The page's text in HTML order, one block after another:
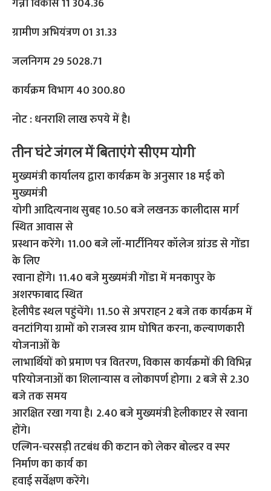
गन्ना विकास 11 304.36
ग्रामीण अभियंत्रण 01 31.33
जलनिगम 29 5028.71
कार्यक्रम विभाग 40 300.80
नोट : धनराशि लाख रुपये में है।
तीन घंटे जंगल में बिताएंगे सीएम योगी
मुख्यमंत्री कार्यालय द्वारा कार्यक्रम के अनुसार 18 मई को
मुख्यमंत्री
योगी आदित्यनाथ सुबह 10.50 बजे लखनऊ कालीदास मार्ग
स्थित आवास से
प्रस्थान करेंगे। 11.00 बजे लॉ-मार्टीनियर कॉलेज ग्रांउड से गोंडा
के लिए
रवाना होंगे। 11.40 बजे मुख्यमंत्री गोंडा में मनकापुर के
अशरफाबाद स्थित
हेलीपैड स्थल पहुंचेंगे। 11.50 से अपराहन 2 बजे तक कार्यक्रम में
वनटांगिया ग्रामों को राजस्व ग्राम घोषित करना, कल्याणकारी
योजनाओं के
लाभार्थियों काे प्रमाण पत्र वितरण, विकास कार्यक्रमों की विभिन्न
परियोजनाओं का शिलान्यास व लोकापर्ण होगा। 2 बजे से 2.30
बजे तक समय
आरक्षित रखा गया है। 2.40 बजे मुख्यमंत्री हेलीकाप्टर से रवाना
होंगे।
एल्गिन-चरसड़ी तटबंध की कटान को लेकर बोल्डर व स्पर
निर्माण का कार्य का
हवाई सर्वेक्षण करेंगे।